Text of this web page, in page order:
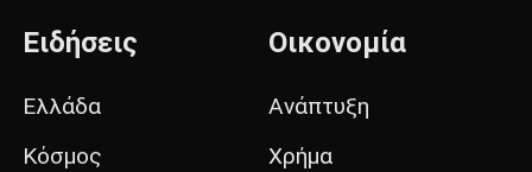
Ειδήσεις
Ελλάδα
Κόσμος
Οικονομία
Ανάπτυξη
Χρήμα